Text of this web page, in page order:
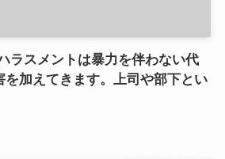
ラスメントは暴力を伴わない代
を加えてきます。上司や部下とい